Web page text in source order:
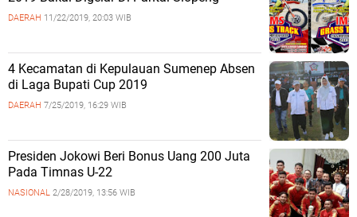
DAERAH 11/22/2019, 20:03 WIB
4 Kecamatan di Kepulauan Sumenep Absen
di Laga Bupati Cup 2019
DAERAH 7/25/2019, 16:29 WIB
Presiden Jokowi Beri Bonus Uang 200 Juta
Pada Timnas U-22
NASIONAL 2/28/2019, 13:56 WIB